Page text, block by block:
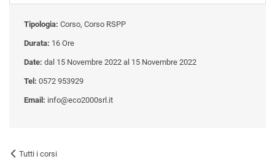
Tipologia: Corso, Corso RSPP
Durata: 16 Ore
Date: dal 15 Novembre 2022 al 15 Novembre 2022
Tel: 0572 953929
Email: info@eco2000srl.it
Tutti i corsi